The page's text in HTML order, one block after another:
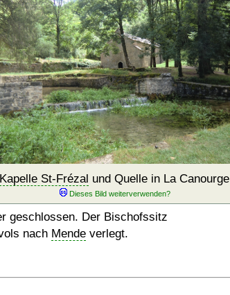
Kapelle St-Frézal und Quelle in La Canourge
geschlossen. Der Bischofssitz
nach Mende verlegt.